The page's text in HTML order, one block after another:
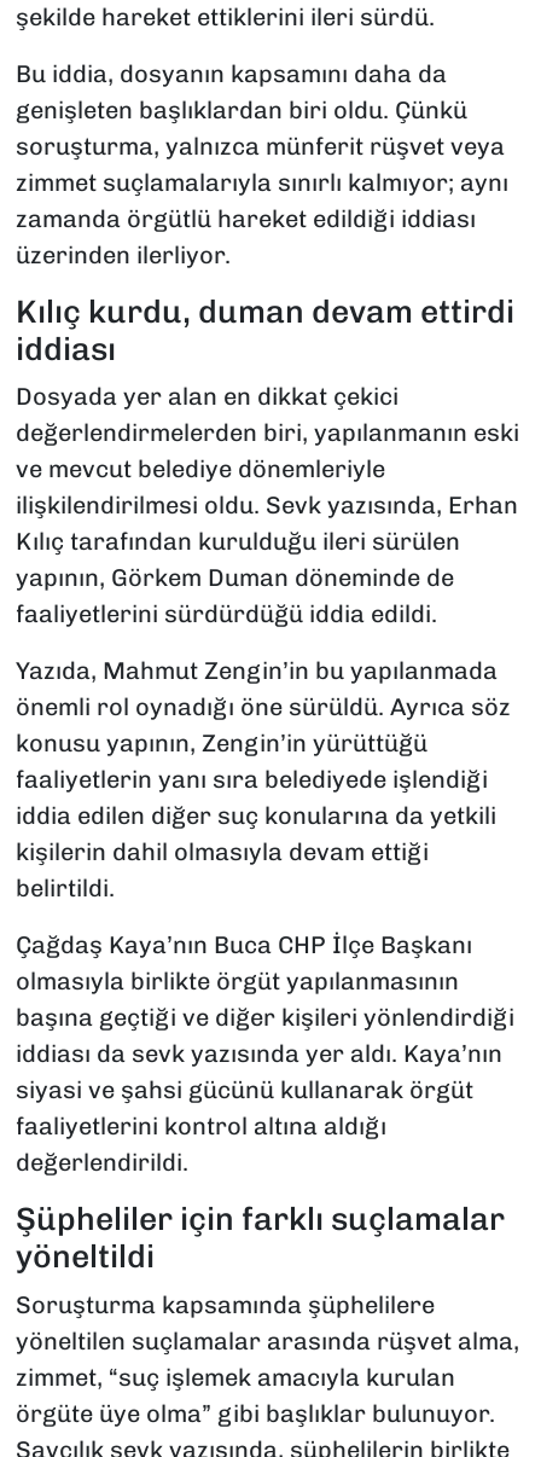
şekilde hareket ettiklerini ileri sürdü.
Bu iddia, dosyanın kapsamını daha da
genişleten başlıklardan biri oldu. Çünkü
soruşturma, yalnızca münferit rüşvet veya
zimmet suçlamalarıyla sınırlı kalmıyor; aynı
zamanda örgütlü hareket edildiği iddiası
üzerinden ilerliyor.
Kılıç kurdu, duman devam ettirdi
iddiası
Dosyada yer alan en dikkat çekici
değerlendirmelerden biri, yapılanmanın eski
ve mevcut belediye dönemleriyle
ilişkilendirilmesi oldu. Sevk yazısında, Erhan
Kılıç tarafından kurulduğu ileri sürülen
yapının, Görkem Duman döneminde de
faaliyetlerini sürdürdüğü iddia edildi.
Yazıda, Mahmut Zengin’in bu yapılanmada
önemli rol oynadığı öne sürüldü. Ayrıca söz
konusu yapının, Zengin’in yürüttüğü
faaliyetlerin yanı sıra belediyede işlendiği
iddia edilen diğer suç konularına da yetkili
kişilerin dahil olmasıyla devam ettiği
belirtildi.
Çağdaş Kaya’nın Buca CHP İlçe Başkanı
olmasıyla birlikte örgüt yapılanmasının
başına geçtiği ve diğer kişileri yönlendirdiği
iddiası da sevk yazısında yer aldı. Kaya’nın
siyasi ve şahsi gücünü kullanarak örgüt
faaliyetlerini kontrol altına aldığı
değerlendirildi.
Şüpheliler için farklı suçlamalar
yöneltildi
Soruşturma kapsamında şüphelilere
yöneltilen suçlamalar arasında rüşvet alma,
zimmet, “suç işlemek amacıyla kurulan
örgüte üye olma” gibi başlıklar bulunuyor.
Savcılık sevk yazısında, şüphelilerin birlikte